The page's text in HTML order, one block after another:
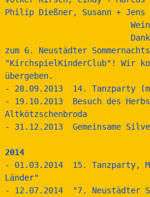
Philip Dießner, Susann + Jens
zum 6. Neustädter
"KirchspielKinderClub"! Wir
übergeben.
- 28.09.2013  14. Tanzparty
- 19.10.2013  Besuch des
Altkötzschenbroda
- 31.12.2013  Gemeinsame
2014
- 01.03.2014  15. Tanzparty,
Länder"
- 12.07.2014  "7. Neustädter